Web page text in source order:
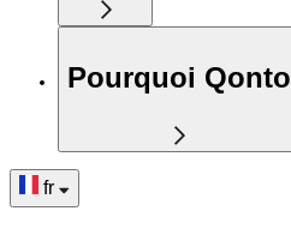
Pourquoi Qonto
fr